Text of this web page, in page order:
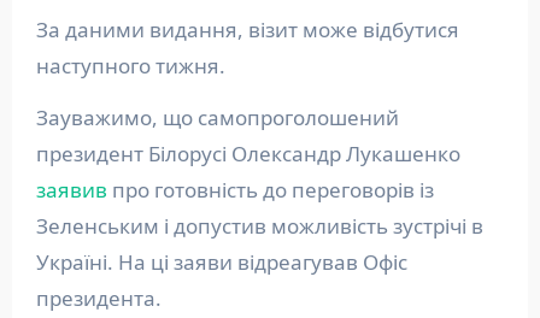
За даними видання, візит може відбутися
наступного тижня.
Зауважимо, що самопроголошений
президент Білорусі Олександр Лукашенко
заявив про готовність до переговорів із
Зеленським і допустив можливість зустрічі в
Україні. На ці заяви відреагував Офіс
президента.